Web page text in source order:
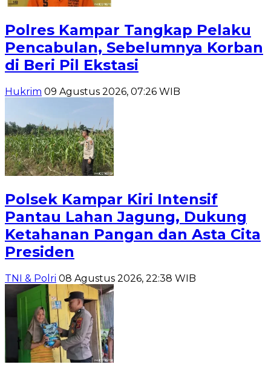
Polres Kampar Tangkap Pelaku
Pencabulan, Sebelumnya Korban
di Beri Pil Ekstasi
Hukrim 09 Agustus 2026, 07:26 WIB
Polsek Kampar Kiri Intensif
Pantau Lahan Jagung, Dukung
Ketahanan Pangan dan Asta Cita
Presiden
TNI & Polri 08 Agustus 2026, 22:38 WIB